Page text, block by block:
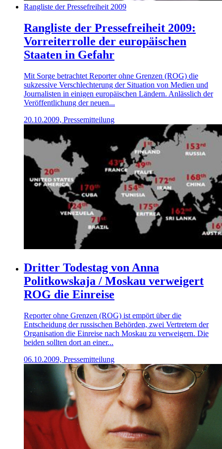
Rangliste der Pressefreiheit 2009
Rangliste der Pressefreiheit 2009:
Vorreiterrolle der europäischen
Staaten in Gefahr
Mit Sorge betrachtet Reporter ohne Grenzen (ROG) die
sukzessive Verschlechterung der Situation von Medien und
Journalisten in einigen europäischen Ländern. Anlässlich der
Veröffentlichung der neuen...
20.10.2009, Pressemitteilung
Dritter Todestag von Anna
Politkowskaja / Moskau verweigert
ROG die Einreise
Reporter ohne Grenzen (ROG) ist empört über die
Entscheidung der russischen Behörden, zwei Vertretern der
Organisation die Einreise nach Moskau zu verweigern. Die
beiden sollten dort an einer...
06.10.2009, Pressemitteilung